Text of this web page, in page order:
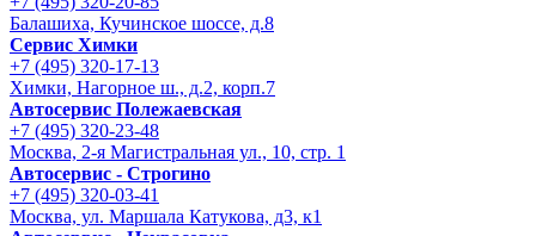
Балашиха, Кучинское шоссе, д.8
Сервис Химки
+7 (495) 320-17-13
Химки, Нагорное ш., д.2, корп.7
Автосервис Полежаевская
+7 (495) 320-23-48
Москва, 2-я Магистральная ул., 10, стр. 1
Автосервис - Строгино
+7 (495) 320-03-41
Москва, ул. Маршала Катукова, д3, к1